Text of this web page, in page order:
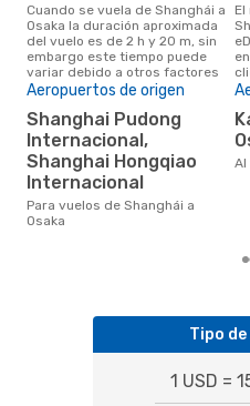
Cuando se vuela de Shanghái a
Osaka la duración aproximada
del vuelo es de 2 h y 20 m, sin
embargo este tiempo puede
variar debido a otros factores
El mejor precio para vuelos de
Aeropuertos de origen
Shanghai Pudong
Internacional,
Shanghai Hongqiao
Internacional
Para vuelos de Shanghái a
Osaka
Kansai Internacional,
Tipo
1 USD =